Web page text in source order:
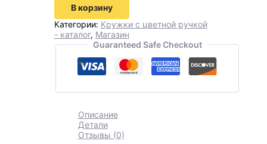
В корзину
Категории: Кружки с цветной ручкой
- каталог, Магазин
Guaranteed Safe Checkout
Описание
Детали
Отзывы (0)